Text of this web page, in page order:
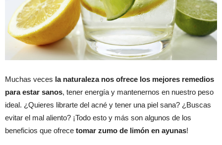
Muchas veces la naturaleza nos ofrece los mejores remedios
para estar sanos, tener energía y mantenernos en nuestro peso
ideal. ¿Quieres librarte del acné y tener una piel sana? ¿Buscas
evitar el mal aliento? ¡Todo esto y más son algunos de los
beneficios que ofrece tomar zumo de limón en ayunas!